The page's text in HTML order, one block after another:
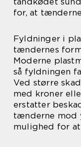
for, at
Fyldninger i
tændernes
Moderne
så fyldningen
Ved større
med kroner
erstatter
tænderne mod
mulighed for